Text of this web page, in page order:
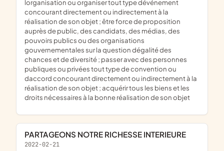
lorganisation ou organiser tout type dévénement
concourant directement ou indirectement à la
réalisation de son objet ; être force de proposition
auprès de public, des candidats, des médias, des
pouvoirs publics ou des organisations
gouvernementales sur la question dégalité des
chances et de diversité ; passer avec des personnes
publiques ou privées tout type de convention ou
daccord concourant directement ou indirectement à la
réalisation de son objet ; acquérir tous les biens et les
droits nécessaires à la bonne réalisation de son objet
PARTAGEONS NOTRE RICHESSE INTERIEURE
2022-02-21